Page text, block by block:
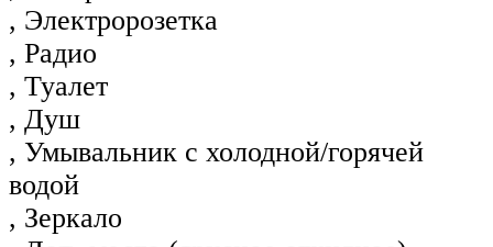
, Электророзетка
, Радио
, Туалет
, Душ
, Умывальник с холодной/горячей
водой
, Зеркало